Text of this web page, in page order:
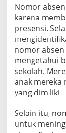
Nomor
karena
presensi.
nomor
mengetahui
sekolah.
anak mereka
yang dimiliki.
Selain itu,
untuk